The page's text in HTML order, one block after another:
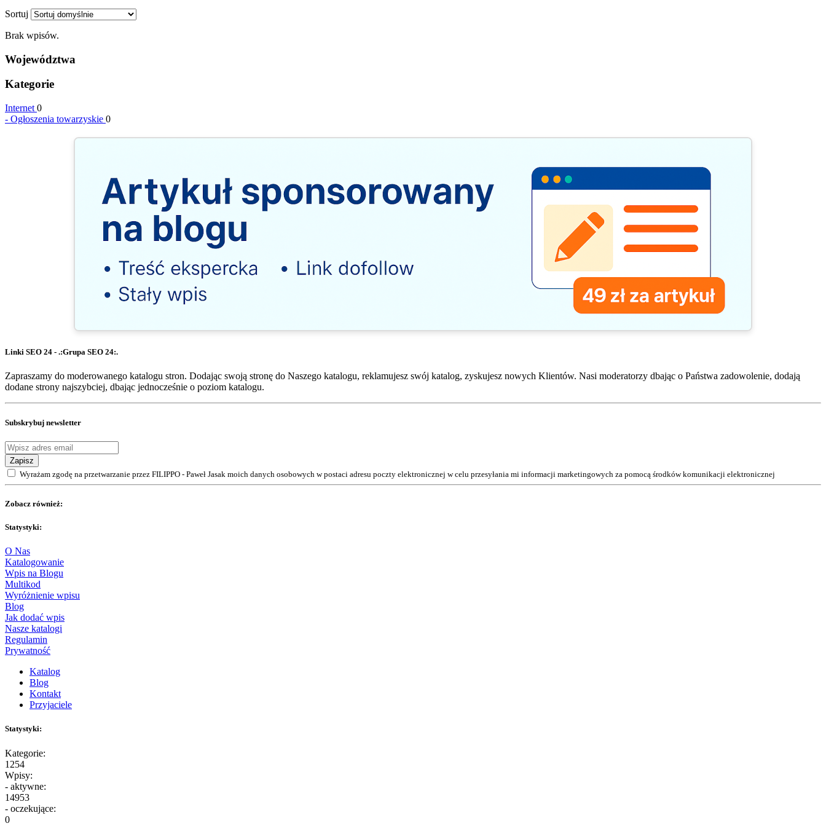
Sortuj
Brak wpisów.
Województwa
Kategorie
Internet 0
- Ogłoszenia towarzyskie 0
Linki SEO 24 - .:Grupa SEO 24:.
Zapraszamy do moderowanego katalogu stron. Dodając swoją stronę do Naszego katalogu, reklamujesz swój katalog, zyskujesz nowych Klientów. Nasi moderatorzy dbając o Państwa zadowolenie, dodają
dodane strony najszybciej, dbając jednocześnie o poziom katalogu.
Subskrybuj newsletter
Zapisz
Wyrażam zgodę na przetwarzanie przez FILIPPO - Paweł Jasak moich danych osobowych w postaci adresu poczty elektronicznej w celu przesyłania mi informacji marketingowych za pomocą środków komunikacji elektronicznej
Zobacz również:
Statystyki:
O Nas
Katalogowanie
Wpis na Blogu
Multikod
Wyróżnienie wpisu
Blog
Jak dodać wpis
Nasze katalogi
Regulamin
Prywatność
Katalog
Blog
Kontakt
Przyjaciele
Statystyki:
Kategorie:
1254
Wpisy:
- aktywne:
14953
- oczekujące:
0